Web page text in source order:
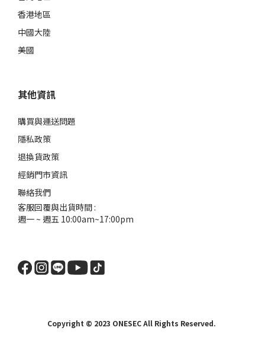
香港地區
中國大陸
美國
其他資訊
購買與運送問題
隱私政策
退換貨政策
經銷門市資訊
聯絡我們
客服回覆與出貨時間 :
週一 ~ 週五 10:00am~17:00pm
Copyright © 2023 ONESEC All Rights Reserved.